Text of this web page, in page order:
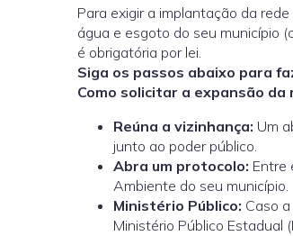
Para exigir a implantação da
água e esgoto do seu município
é obrigatória por lei.
Siga os passos abaixo para
Como solicitar a expansão da
Reúna a vizinhança: Um
junto ao poder público.
Abra um protocolo: Entre
Ambiente do seu município.
Ministério Público: Caso
Ministério Público Estadual